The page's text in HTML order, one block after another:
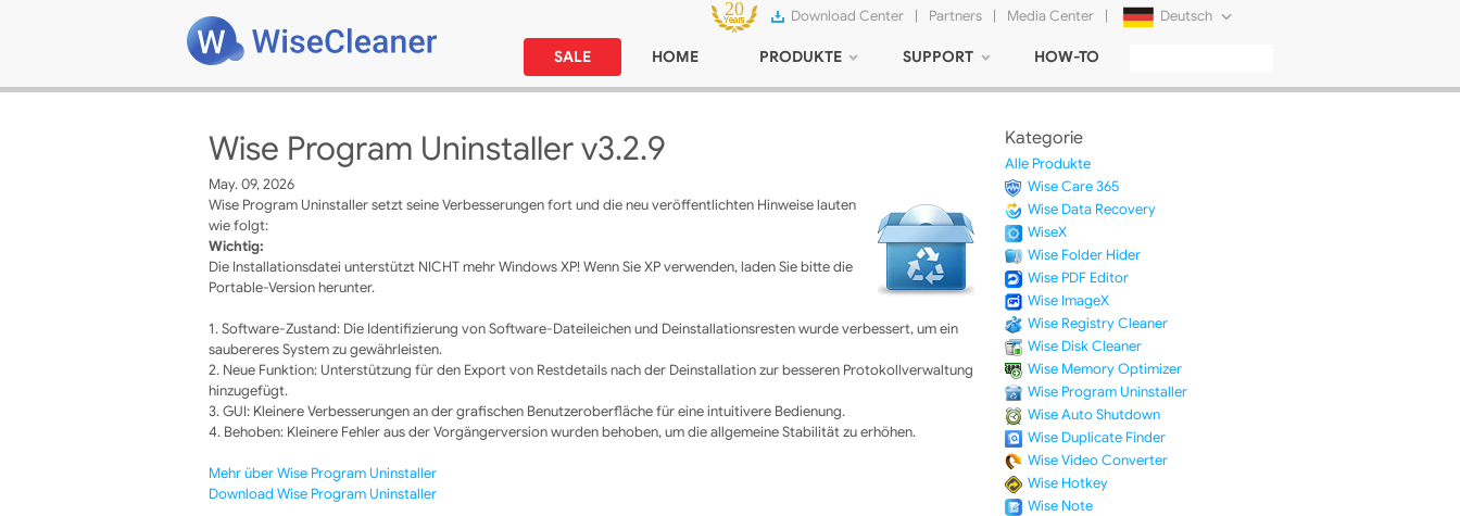
Download Center | Partners | Media Center | Deutsch
Русский
SALE HOME PRODUKTE SUPPORT HOW-TO
Wise Program Uninstaller v3.2.9
May. 09, 2026
Wise Program Uninstaller setzt seine Verbesserungen fort und die neu veröffentlichten Hinweise lauten
wie folgt:
Wichtig:
Die Installationsdatei unterstützt NICHT mehr Windows XP! Wenn Sie XP verwenden, laden Sie bitte die
Portable-Version herunter.
1. Software-Zustand: Die Identifizierung von Software-Dateileichen und Deinstallationsresten wurde verbessert, um ein
saubereres System zu gewährleisten.
2. Neue Funktion: Unterstützung für den Export von Restdetails nach der Deinstallation zur besseren Protokollverwaltung
hinzugefügt.
3. GUI: Kleinere Verbesserungen an der grafischen Benutzeroberfläche für eine intuitivere Bedienung.
4. Behoben: Kleinere Fehler aus der Vorgängerversion wurden behoben, um die allgemeine Stabilität zu erhöhen.
Mehr über Wise Program Uninstaller
Download Wise Program Uninstaller
Kategorie
Alle Produkte
Wise Care 365
Wise Data Recovery
WiseX
Wise Folder Hider
Wise PDF Editor
Wise ImageX
Wise Registry Cleaner
Wise Disk Cleaner
Wise Memory Optimizer
Wise Program Uninstaller
Wise Auto Shutdown
Wise Duplicate Finder
Wise Video Converter
Wise Hotkey
Wise Note